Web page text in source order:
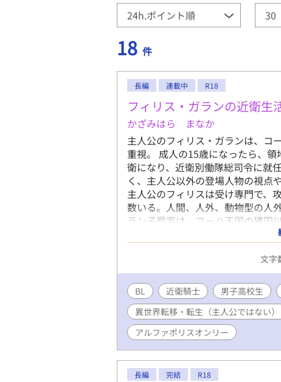
18 件
長編 連載中 R18
フィリス・ガランの近衛生
かざみはら まなか
主人公のフィリス・ガランは、コ
重視。 成人の15歳になったら、
衛になり、近衛別働隊総司令に就
く、主人公以外の登場人物の視点
主人公のフィリスは受け専門で、
数いる。人間、人外、動物型の人
ラン子爵家は、コーハ王国の建国
国境を守ってきた世界有数の資産
界転移者ではないが、異世界転生
家、一般人、軍隊、傭兵、奴隷
ど、登場人物や背景、舞台は多岐
教、政治的謀略、戦争、同意のな
の記述が少なくない内容になりそ
しない予定。 剣や魔法がある異世
精霊、妖精、お化けなど何でもあ
連れて、色々解明したり、新しく
文字
BL 近衛騎士 男子高校生
異世界転移・転生（主人公ではない）
アルファポリスオンリー
長編 完結 R18